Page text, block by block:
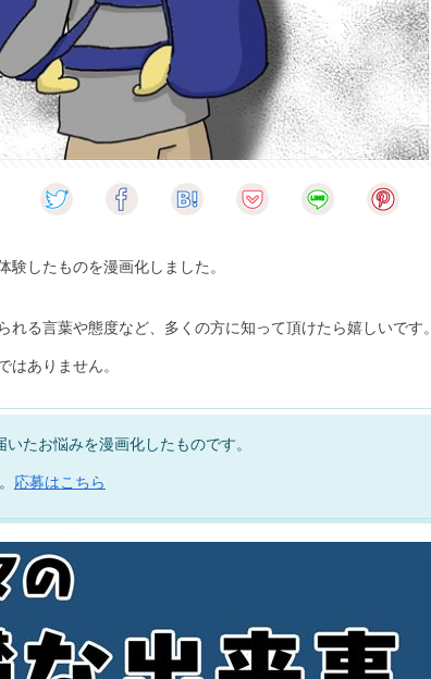
験したものを漫画化しました。
れる言葉や態度など、多くの方に知って頂けたら嬉しいです。
ありません。
たお悩みを漫画化したものです。
応募はこちら